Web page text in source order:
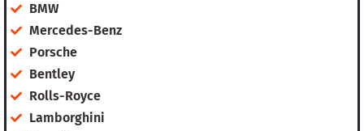
BMW
Mercedes-Benz
Porsche
Bentley
Rolls-Royce
Lamborghini